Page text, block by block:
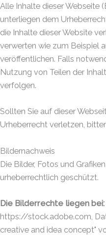
Alle Inhalte dieser Webseite
unterliegen dem
die Inhalte dieser Website
verwerten wie zum Beispiel
veröffentlichen. Falls
Nutzung von Teilen der
verfolgen.
Sollten Sie auf dieser
Urheberrecht verletzen,
Bildernachweis
Die Bilder, Fotos und
urheberrechtlich geschützt.
Die Bilderrechte liegen bei:
https://stock.adobe.com,
creative and idea concept"